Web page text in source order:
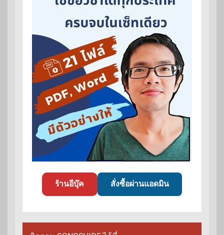
ร้านอีบุ๊ค สั่งซื้อผ่านแอดมิน